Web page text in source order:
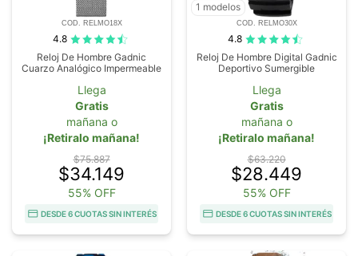
COD. RELMO18X
4.8
Reloj De Hombre Gadnic
Cuarzo Analógico Impermeable
Llega
Gratis
mañana o
¡Retiralo mañana!
$75.887
$34.149
55% OFF
DESDE 6 CUOTAS SIN INTERÉS
1 modelos
COD. RELMO30X
4.8
Reloj De Hombre Digital Gadnic
Deportivo Sumergible
Llega
Gratis
mañana o
¡Retiralo mañana!
$63.220
$28.449
55% OFF
DESDE 6 CUOTAS SIN INTERÉS